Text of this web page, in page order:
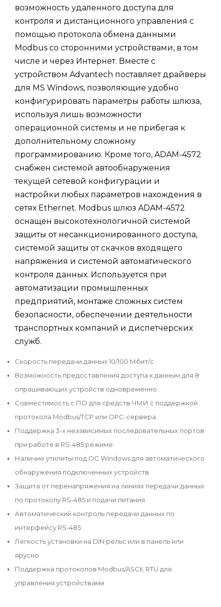
возможность удаленного доступа для
контроля и дистанционного управления с
помощью протокола обмена данными
Modbus со сторонними устройствами, в том
числе и через Интернет. Вместе с
устройством Advantech поставляет драйверы
для MS Windows, позволяющие удобно
конфигурировать параметры работы шлюза,
используя лишь возможности
операционной системы и не прибегая к
дополнительному сложному
программированию. Кроме того, ADAM-4572
снабжен системой автообнаружения
текущей сетевой конфигурации и
настройки любых параметров нахождения в
сетях Ethernet. Modbus шлюз ADAM-4572
оснащен высокотехнологичной системой
защиты от несанкционированного доступа,
системой защиты от скачков входящего
напряжения и системой автоматического
контроля данных. Используется при
автоматизации промышленных
предприятий, монтаже сложных систем
безопасности, обеспечении деятельности
транспортных компаний и диспетчерских
служб.
Скорость передачи данных 10/100 Мбит/с
Возможность предоставления доступа к данным для 8
опрашивающих устройств одновременно
Совместимость с ПО для средств ЧМИ c поддержкой
протокола Modbus/TCP или OPC-сервера
Поддержка 3-х независимых последовательных портов
при работе в RS-485 режиме
Наличие утилиты под ОС Windows для автоматического
обнаружения подключенных устройств
Защита от перенапряжения на линиях передачи данных
по протоколу RS-485 и подачи питания
Автоматический контроль передачи данных по
интерфейсу RS-485
Легкость установки на DIN рельс или в панель или
ярусно
Поддержка протоколов Modbus/ASCII, RTU для
управления устройствами